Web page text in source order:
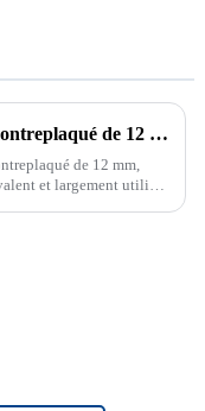
Le contreplaqué de 12 mm révolutionne les solutions de construction
de 12 mm,
et largement utilisé,